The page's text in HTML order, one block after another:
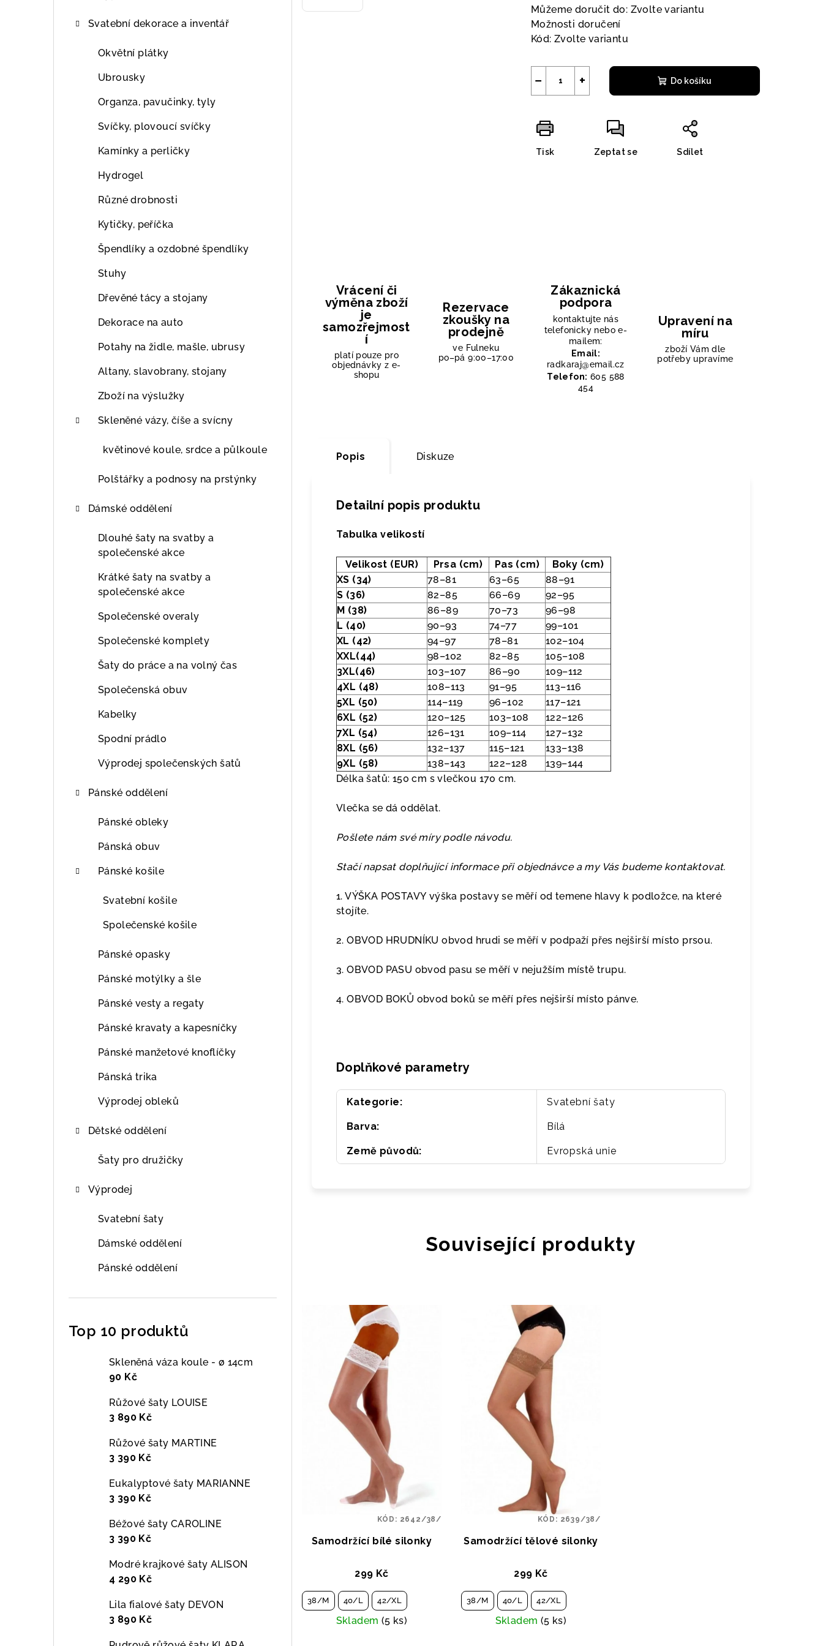
Svatební dekorace a inventář
Okvětní plátky
Ubrousky
Organza, pavučinky, tyly
Svíčky, plovoucí svíčky
Kamínky a perličky
Hydrogel
Různé drobnosti
Kytičky, peříčka
Špendlíky a ozdobné špendlíky
Stuhy
Dřevěné tácy a stojany
Dekorace na auto
Potahy na židle, mašle, ubrusy
Altany, slavobrany, stojany
Zboží na výslužky
Skleněné vázy, číše a svícny
květinové koule, srdce a půlkoule
Polštářky a podnosy na prstýnky
Dámské oddělení
Dlouhé šaty na svatby a
společenské akce
Krátké šaty na svatby a
společenské akce
Společenské overaly
Společenské komplety
Šaty do práce a na volný čas
Společenská obuv
Kabelky
Spodní prádlo
Výprodej společenských šatů
Pánské oddělení
Pánské obleky
Pánská obuv
Pánské košile
Svatební košile
Společenské košile
Pánské opasky
Pánské motýlky a šle
Pánské vesty a regaty
Pánské kravaty a kapesníčky
Pánské manžetové knoflíčky
Pánská trika
Výprodej obleků
Dětské oddělení
Šaty pro družičky
Výprodej
Svatební šaty
Dámské oddělení
Pánské oddělení
Top 10 produktů
Skleněná váza koule - ø 14cm
90 Kč
Růžové šaty LOUISE
3 890 Kč
Růžové šaty MARTINE
3 390 Kč
Eukalyptové šaty MARIANNE
3 390 Kč
Béžové šaty CAROLINE
3 390 Kč
Modré krajkové šaty ALISON
4 290 Kč
Lila fialové šaty DEVON
3 890 Kč
Můžeme doručit do: Zvolte variantu
Možnosti doručení
Kód: Zvolte variantu
+
− Do košíku
Tisk Zeptat se Sdílet
Vrácení či
výměna zboží
je
samozřejmost
í
platí pouze pro
objednávky z e-
shopu
Rezervace
zkoušky na
prodejně
ve Fulneku
po–pá 9:00–17:00
Zákaznická
podpora
kontaktujte nás
telefonicky nebo e-
mailem:
Email:
radkaraj@email.cz
Telefon: 605 588
454
Upravení na
míru
zboží Vám dle
potřeby upravíme
Popis Diskuze
Detailní popis produktu
Tabulka velikostí
Velikost (EUR) Prsa (cm) Pas (cm)
Boky (cm)
XS (34)
78–81 63–65
88–91
S (36)
82–85 66–69
92–95
M (38)
86–89 70–73
96–98
L (40)
90–93 74–77
99–101
XL (42)
94–97 78–81
102–104
XXL(44)
98–102 82–85
105–108
3XL(46)
103–107 86–90
109–112
4XL (48)
108–113 91–95
113–116
5XL (50)
114–119 96–102
117–121
6XL (52)
120–125 103–108
122–126
7XL (54)
126–131 109–114
127–132
8XL (56)
132–137 115–121
133–138
9XL (58)
138–143 122–128
139–144
Délka šatů: 150 cm s vlečkou 170 cm.
Vlečka se dá oddělat.
Pošlete nám své míry podle návodu.
Stačí napsat doplňující informace při objednávce a my Vás budeme kontaktovat.
1. VÝŠKA POSTAVY výška postavy se měří od temene hlavy k podložce, na které
stojíte.
2. OBVOD HRUDNÍKU obvod hrudi se měří v podpaží přes nejširší místo prsou.
3. OBVOD PASU obvod pasu se měří v nejužším místě trupu.
4. OBVOD BOKŮ obvod boků se měří přes nejširší místo pánve.
Doplňkové parametry
Kategorie: Svatební šaty
Barva: Bílá
Země původů: Evropská unie
Související produkty
Samodržící bílé silonky
299 Kč
38/M 40/L 42/XL
Skladem (5 ks)
KÓD: 2642/38/
Samodržící tělové silonky
299 Kč
38/M 40/L 42/XL
Skladem (5 ks)
KÓD: 2639/38/